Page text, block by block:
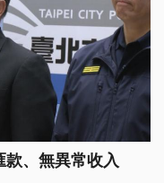
款、無異常收入